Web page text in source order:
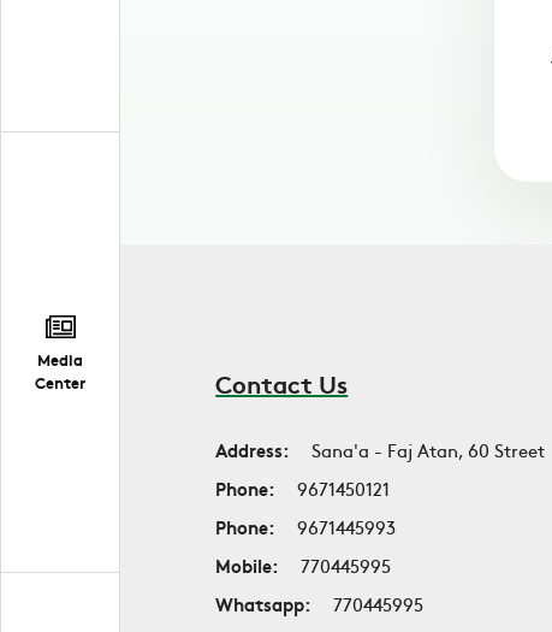
Media
Center
Contact Us
Address:
Sana'a - Faj Atan, 60 Street
Phone:
9671450121
Phone:
9671445993
Mobile:
770445995
Whatsapp:
770445995